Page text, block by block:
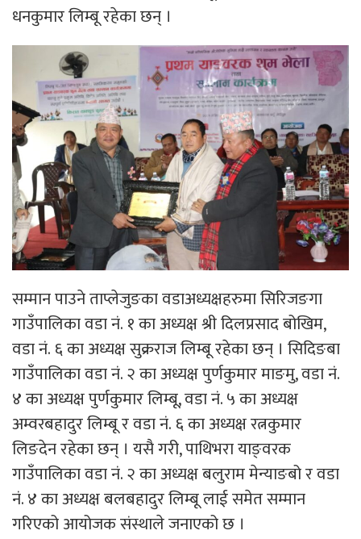
धनकुमार लिम्बू रहेका छन् ।
सम्मान पाउने ताप्लेजुङका वडाअध्यक्षहरुमा सिरिजङगा
गाउँपालिका वडा नं. १ का अध्यक्ष श्री दिलप्रसाद बोखिम,
वडा नं. ६ का अध्यक्ष सुक्रराज लिम्बू रहेका छन् । सिदिङबा
गाउँपालिका वडा नं. २ का अध्यक्ष पुर्णकुमार माङमु, वडा नं.
४ का अध्यक्ष पुर्णकुमार लिम्बू, वडा नं. ५ का अध्यक्ष
अम्वरबहादुर लिम्बू र वडा नं. ६ का अध्यक्ष रत्नकुमार
लिङदेन रहेका छन् । यसै गरी, पाथिभरा याङ्वरक
गाउँपालिका वडा नं. २ का अध्यक्ष बलुराम मेन्याङबो र वडा
नं. ४ का अध्यक्ष बलबहादुर लिम्बू लाई समेत सम्मान
गरिएको आयोजक संस्थाले जनाएको छ ।